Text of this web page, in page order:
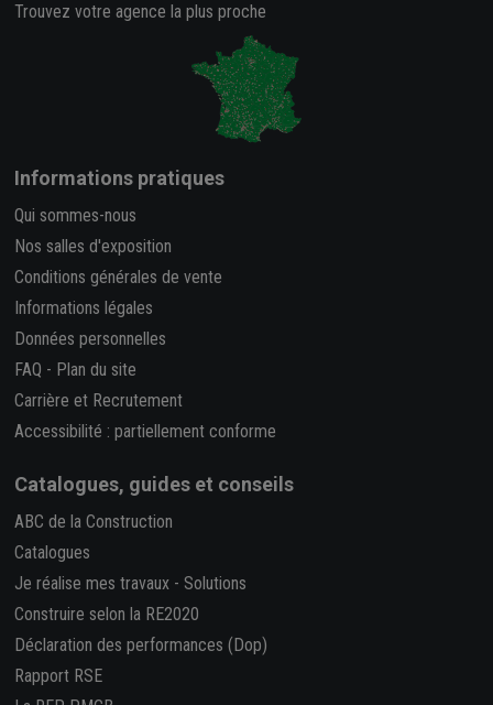
Trouvez votre agence la plus proche
Informations pratiques
Qui sommes-nous
Nos salles d'exposition
Conditions générales de vente
Informations légales
Données personnelles
FAQ - Plan du site
Carrière et Recrutement
Accessibilité : partiellement conforme
Catalogues, guides et conseils
ABC de la Construction
Catalogues
Je réalise mes travaux - Solutions
Construire selon la RE2020
Déclaration des performances (Dop)
Rapport RSE